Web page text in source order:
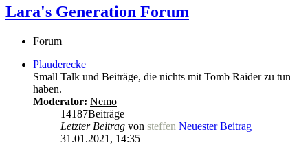
Lara's Generation Forum
Forum
Plauderecke
Small Talk und Beiträge, die nichts mit Tomb Raider zu tun
haben.
Moderator: Nemo
14187Beiträge
Letzter Beitrag von steffen Neuester Beitrag
31.01.2021, 14:35